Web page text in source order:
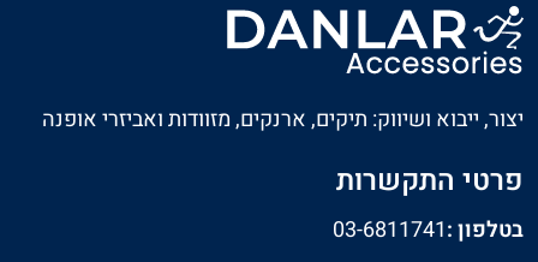
יצור, ייבוא ושיווק: תיקים, ארנקים, מזוודות ואביזרי אופנה
פרטי התקשרות
בטלפון :03-6811741